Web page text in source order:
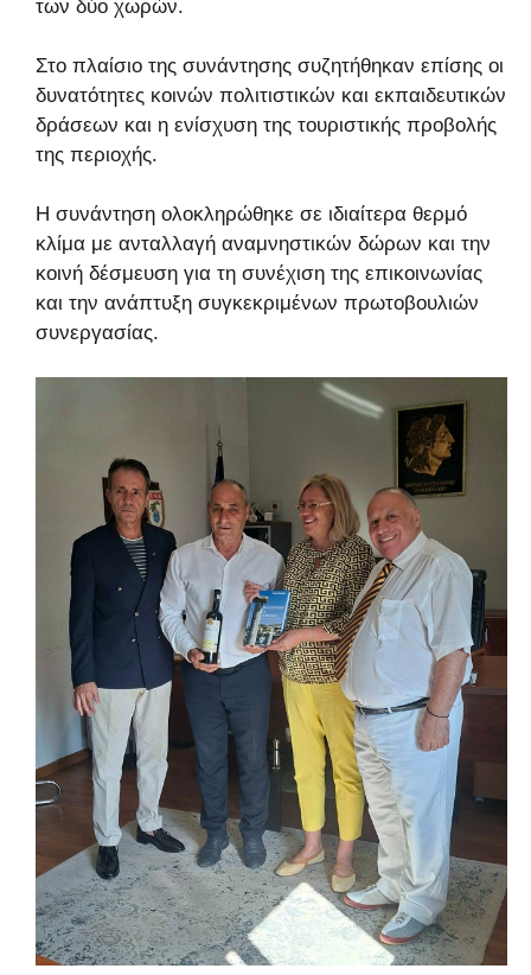
των δύο χωρών.
Στο πλαίσιο της συνάντησης συζητήθηκαν επίσης οι
δυνατότητες κοινών πολιτιστικών και εκπαιδευτικών
δράσεων και η ενίσχυση της τουριστικής προβολής
της περιοχής.
Η συνάντηση ολοκληρώθηκε σε ιδιαίτερα θερμό
κλίμα με ανταλλαγή αναμνηστικών δώρων και την
κοινή δέσμευση για τη συνέχιση της επικοινωνίας
και την ανάπτυξη συγκεκριμένων πρωτοβουλιών
συνεργασίας.